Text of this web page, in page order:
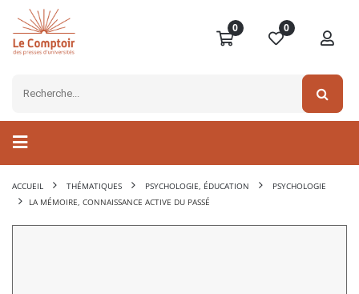
0 0
ACCUEIL THÉMATIQUES PSYCHOLOGIE, ÉDUCATION
PSYCHOLOGIE
LA MÉMOIRE, CONNAISSANCE ACTIVE DU PASSÉ